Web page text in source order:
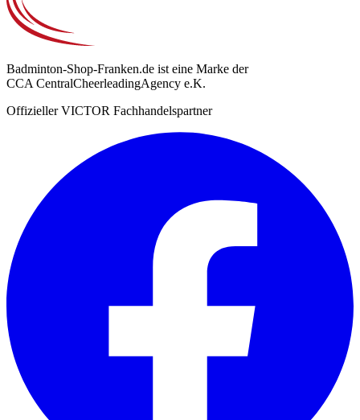
Badminton-Shop-Franken.de ist eine Marke der
CCA CentralCheerleadingAgency e.K.
Offizieller VICTOR Fachhandelspartner